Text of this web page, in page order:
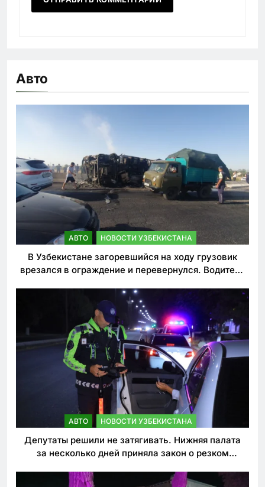
Авто
АВТО НОВОСТИ УЗБЕКИСТАНА
В Узбекистане загоревшийся на ходу грузовик
врезался в ограждение и перевернулся. Водитель
АВТО НОВОСТИ УЗБЕКИСТАНА
Депутаты решили не затягивать. Нижняя палата
за несколько дней приняла закон о резком